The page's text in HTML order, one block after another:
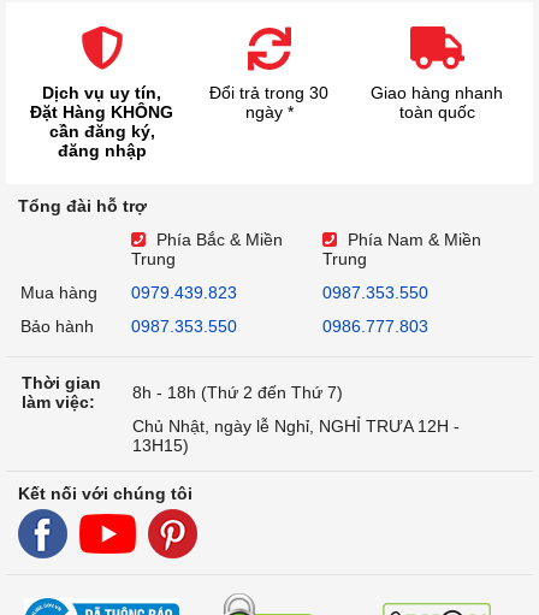
Dịch vụ uy tín,
Đặt Hàng KHÔNG
cần đăng ký,
đăng nhập
Đổi trả trong 30
ngày *
Giao hàng nhanh
toàn quốc
Tổng đài hỗ trợ
Phía Bắc & Miền
Trung
Phía Nam & Miền
Trung
Mua hàng
0979.439.823
0987.353.550
Bảo hành
0987.353.550 0986.777.803
Thời gian
làm việc:
8h - 18h (Thứ 2 đến Thứ 7)
Chủ Nhật, ngày lễ Nghỉ, NGHỈ TRƯA 12H -
13H15)
Kết nối với chúng tôi